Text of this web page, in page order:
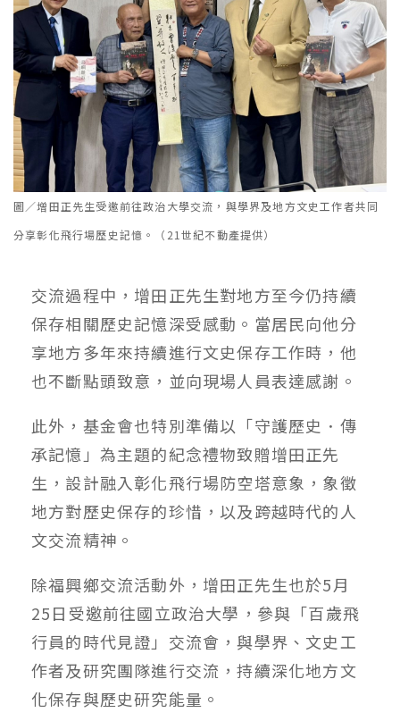
圖／增田正先生受邀前往政治大學交流，與學界及地方文史工作者共同
分享彰化飛行場歷史記憶。（21世紀不動產提供）
交流過程中，增田正先生對地方至今仍持續
保存相關歷史記憶深受感動。當居民向他分
享地方多年來持續進行文史保存工作時，他
也不斷點頭致意，並向現場人員表達感謝。
此外，基金會也特別準備以「守護歷史．傳
承記憶」為主題的紀念禮物致贈增田正先
生，設計融入彰化飛行場防空塔意象，象徵
地方對歷史保存的珍惜，以及跨越時代的人
文交流精神。
除福興鄉交流活動外，增田正先生也於5月
25日受邀前往國立政治大學，參與「百歲飛
行員的時代見證」交流會，與學界、文史工
作者及研究團隊進行交流，持續深化地方文
化保存與歷史研究能量。